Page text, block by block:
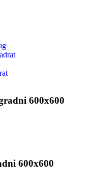
600x600
600x600